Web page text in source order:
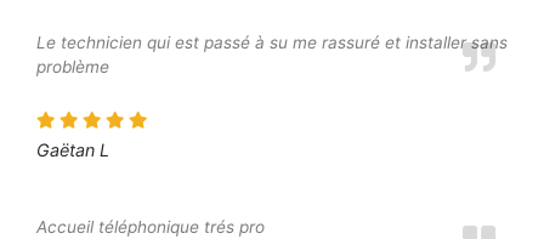
Le technicien qui est passé à su me rassuré et installer sans
problème
Gaëtan L
Accueil téléphonique trés pro